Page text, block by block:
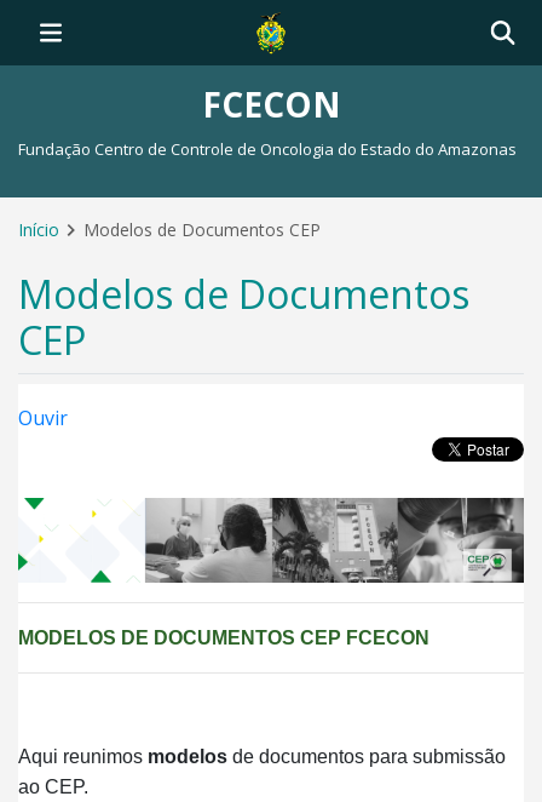
FCECON
Fundação Centro de Controle de Oncologia do Estado do Amazonas
Início Modelos de Documentos CEP
Modelos de Documentos
CEP
Ouvir
MODELOS DE DOCUMENTOS CEP FCECON
Aqui reunimos modelos de documentos para submissão
ao CEP.